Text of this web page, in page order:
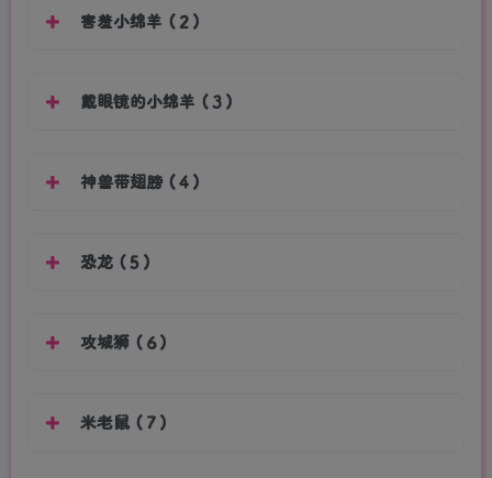
害羞小绵羊（2）
戴眼镜的小绵羊（3）
神兽带翅膀（4）
恐龙（5）
攻城狮（6）
米老鼠（7）